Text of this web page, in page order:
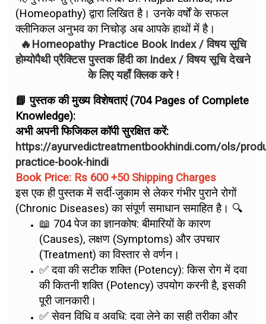
(Homeopathy) द्वारा लिखित है। उनके वर्षों के सफल
क्लीनिकल अनुभव का निचोड़ अब आपके हाथों में है।
🔥Homeopathy Practice Book Index / विषय सूचि
होम्योपैथी प्रैक्टिस पुस्तक हिंदी का Index / विषय सूचि देखने
के लिए यहाँ क्लिक करे !
📘 पुस्तक की मुख्य विशेषताएं (704 Pages of Complete
Knowledge):
अभी अपनी फिजिकल कॉपी सुरक्षित करें:
https://ayurvedictreatmentbookhindi.com/ols/
practice-book-hindi
Book Price: Rs 600 +50 Shipping Charges
इस एक ही पुस्तक में सर्दी-जुकाम से लेकर गंभीर पुराने रोगों
(Chronic Diseases) का संपूर्ण समाधान समाहित है। 🔍
📖 704 पेज का ज्ञानकोष: बीमारियों के कारण
(Causes), लक्षण (Symptoms) और उपचार
(Treatment) का विस्तार से वर्णन।
✅ दवा की सटीक शक्ति (Potency): किस रोग में दवा
की कितनी शक्ति (Potency) उपयोग करनी है, इसकी
पूरी जानकारी।
✅ सेवन विधि व अवधि: दवा लेने का सही तरीका और